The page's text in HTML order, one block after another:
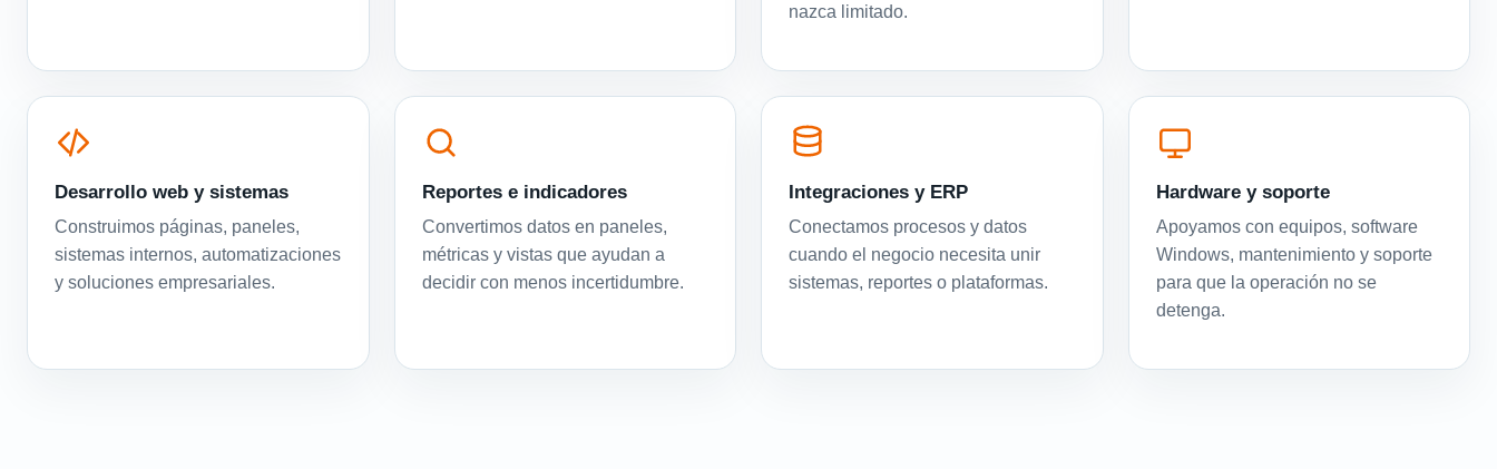
nazca limitado.
Desarrollo web y sistemas
Construimos páginas, paneles,
sistemas internos, automatizaciones
y soluciones empresariales.
Reportes e indicadores
Convertimos datos en paneles,
métricas y vistas que ayudan a
decidir con menos incertidumbre.
Integraciones y ERP
Conectamos procesos y datos
cuando el negocio necesita unir
sistemas, reportes o plataformas.
Hardware y soporte
Apoyamos con equipos, software
Windows, mantenimiento y soporte
para que la operación no se
detenga.